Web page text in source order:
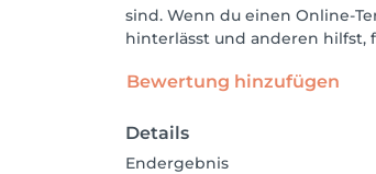
sind. Wenn du einen Online-
hinterlässt und anderen hilfst,
Bewertung hinzufügen
Details
Endergebnis